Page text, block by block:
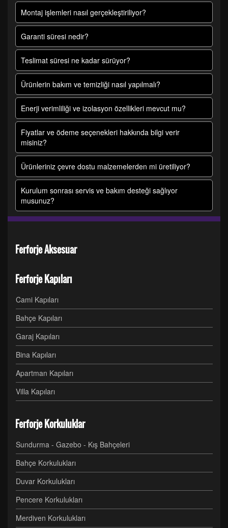
Montaj işlemleri nasıl gerçekleştiriliyor?
Garanti süresi nedir?
Teslimat süresi ne kadar sürüyor?
Ürünlerin bakım ve temizliği nasıl yapılmalı?
Enerji verimliliği ve izolasyon özellikleri mevcut mu?
Fiyatlar ve ödeme seçenekleri hakkında bilgi verir
misiniz?
Ürünleriniz çevre dostu malzemelerden mi üretiliyor?
Kurulum sonrası servis ve bakım desteği sağlıyor
musunuz?
Ferforje Aksesuar
Ferforje Kapıları
Cami Kapıları
Bahçe Kapıları
Garaj Kapıları
Bina Kapıları
Apartman Kapıları
Villa Kapıları
Ferforje Korkuluklar
Sundurma - Gazebo - Kış Bahçeleri
Bahçe Korkulukları
Duvar Korkulukları
Pencere Korkulukları
Merdiven Korkulukları